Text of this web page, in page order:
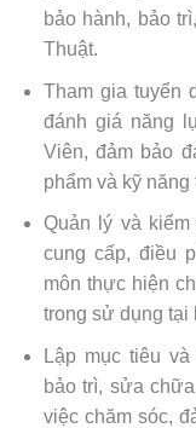
bảo hành, bảo
Thuật.
Tham gia tuyển
đánh giá năng
Viên, đảm bảo
phẩm và kỹ
Quản lý và
cung cấp, điều
môn thực hiện
trong sử dụng tại
Lập mục tiêu
bảo trì, sửa
việc chăm sóc,